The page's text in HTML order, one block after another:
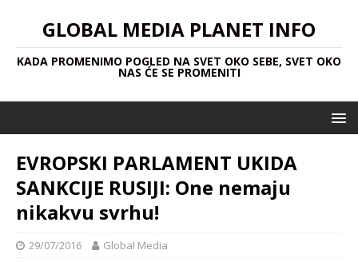
GLOBAL MEDIA PLANET INFO
KADA PROMENIMO POGLED NA SVET OKO SEBE, SVET OKO
NAS ĆE SE PROMENITI
EVROPSKI PARLAMENT UKIDA
SANKCIJE RUSIJI: One nemaju
nikakvu svrhu!
29/07/2016 Global Media